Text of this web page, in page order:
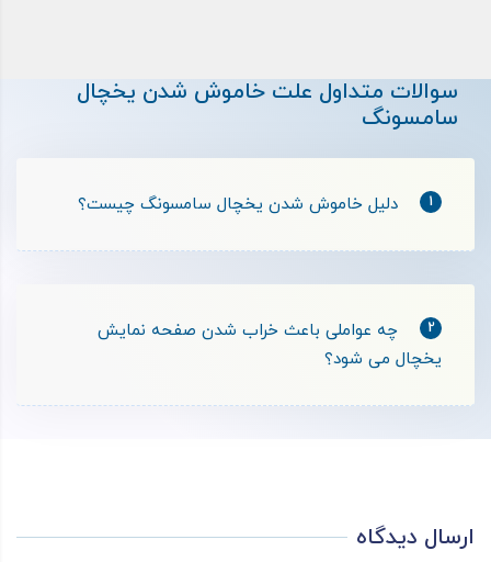
سوالات متداول علت خاموش شدن یخچال
سامسونگ
1 دلیل خاموش شدن یخچال سامسونگ چیست؟
2
چه عواملی باعث خراب شدن صفحه‌ نمایش
یخچال می شود؟
ارسال دیدگاه